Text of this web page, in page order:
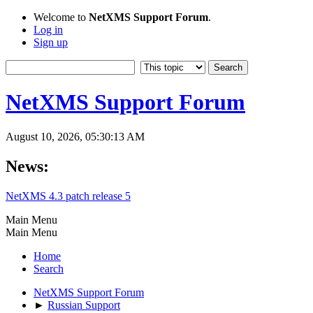
Welcome to NetXMS Support Forum.
Log in
Sign up
NetXMS Support Forum
August 10, 2026, 05:30:13 AM
News:
NetXMS 4.3 patch release 5
Main Menu
Main Menu
Home
Search
NetXMS Support Forum
► Russian Support